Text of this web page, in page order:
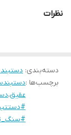
نظرات
دسته‌بندی: دستبند
برچسب‌ها :
عقیق،